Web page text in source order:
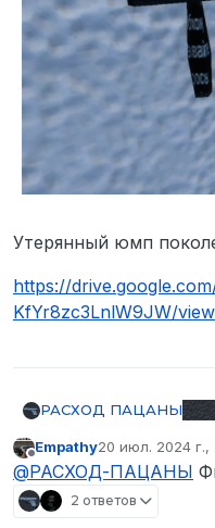
Утерянный юмп
https://
KfYr8zc3LnlW9JW/
РАСХОД ПАЦАНЫ
Не в сети
Empathy20 июл. 2024 г.,
@РАСХОД-ПАЦАНЫ
2 ответов